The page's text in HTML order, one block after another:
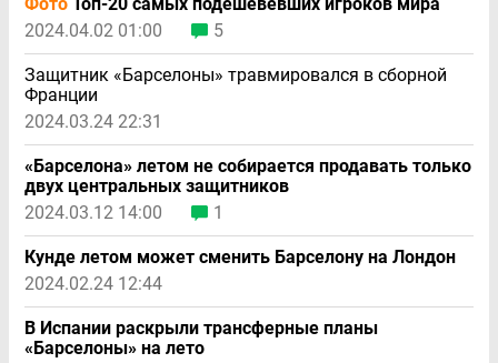
2024.04.02 01:00
5
Защитник «Барселоны» травмировался в сборной
Франции
2024.03.24 22:31
«Барселона» летом не собирается продавать только
двух центральных защитников
2024.03.12 14:00
1
Кунде летом может сменить Барселону на Лондон
2024.02.24 12:44
В Испании раскрыли трансферные планы
«Барселоны» на лето